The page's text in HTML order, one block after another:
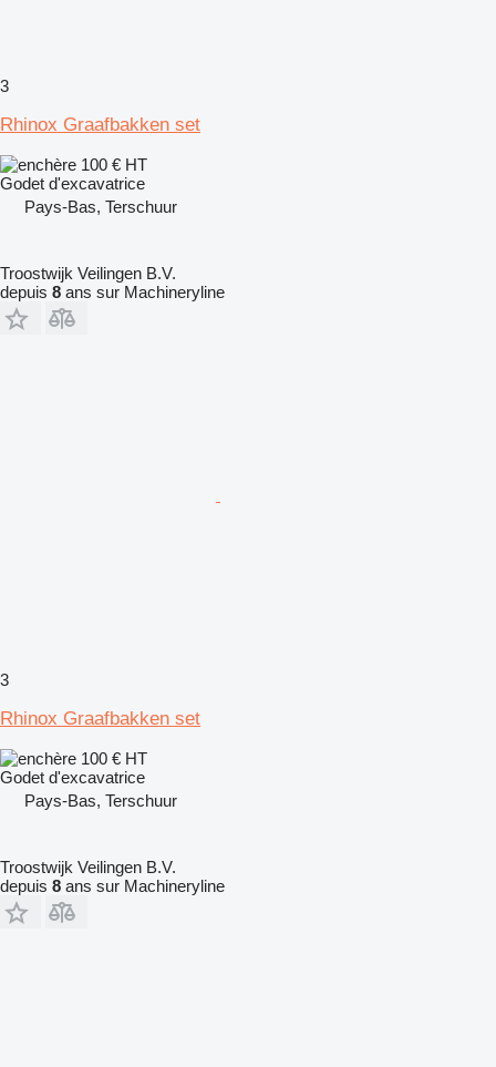
3
Rhinox Graafbakken set
100 € HT
Godet d'excavatrice
Pays-Bas, Terschuur
Troostwijk Veilingen B.V.
depuis 8 ans sur Machineryline
3
Rhinox Graafbakken set
100 € HT
Godet d'excavatrice
Pays-Bas, Terschuur
Troostwijk Veilingen B.V.
depuis 8 ans sur Machineryline